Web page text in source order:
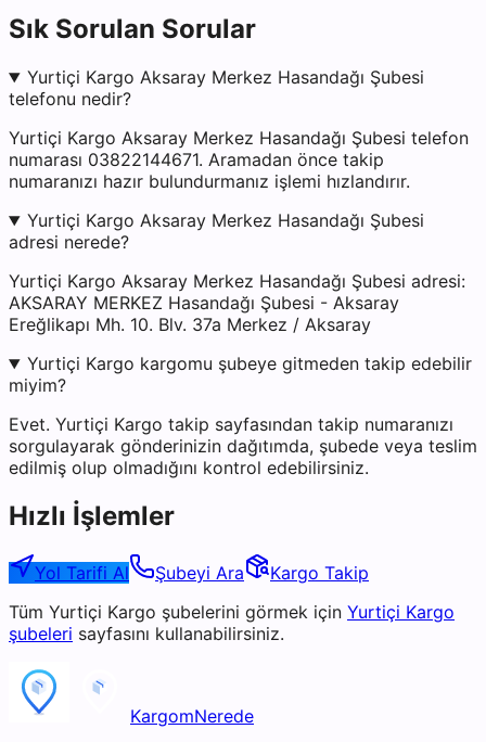
Sık Sorulan Sorular
Yurtiçi Kargo Aksaray Merkez Hasandağı Şubesi
telefonu nedir?
Yurtiçi Kargo Aksaray Merkez Hasandağı Şubesi telefon
numarası 03822144671. Aramadan önce takip
numaranızı hazır bulundurmanız işlemi hızlandırır.
Yurtiçi Kargo Aksaray Merkez Hasandağı Şubesi
adresi nerede?
Yurtiçi Kargo Aksaray Merkez Hasandağı Şubesi adresi:
AKSARAY MERKEZ Hasandağı Şubesi - Aksaray
Ereğlikapı Mh. 10. Blv. 37a Merkez / Aksaray
Yurtiçi Kargo kargomu şubeye gitmeden takip edebilir
miyim?
Evet. Yurtiçi Kargo takip sayfasından takip numaranızı
sorgulayarak gönderinizin dağıtımda, şubede veya teslim
edilmiş olup olmadığını kontrol edebilirsiniz.
Hızlı İşlemler
Yol Tarifi Al Şubeyi Ara
Kargo Takip
Tüm Yurtiçi Kargo şubelerini görmek için Yurtiçi Kargo
şubeleri sayfasını kullanabilirsiniz.
KargomNerede